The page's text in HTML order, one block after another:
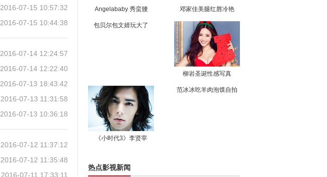
2016-07-15 10:57:32
2016-07-15 10:44:38
2016-07-14 12:24:57
2016-07-14 12:22:40
2016-07-13 18:43:42
2016-07-13 11:31:58
2016-07-13 10:36:18
2016-07-12 11:37:12
2016-07-12 11:35:48
2016-07-11 17:33:11
Angelababy 秀蛮腰 邓家佳美腿红唇冷艳
包贝尔包文婧玩大了
柳岩圣诞性感写真
《小时代3》李贤宰
范冰冰吃羊肉泡馍自拍
热点影视新闻